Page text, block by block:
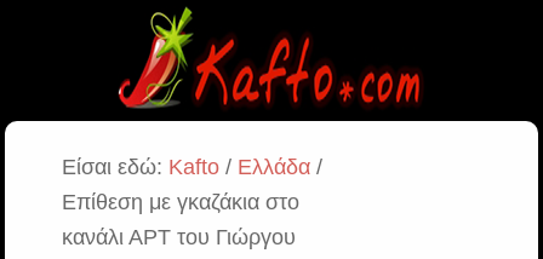
Είσαι εδώ: Kafto/ Ελλάδα/
Επίθεση με γκαζάκια στο
κανάλι ΑΡΤ του Γιώργου